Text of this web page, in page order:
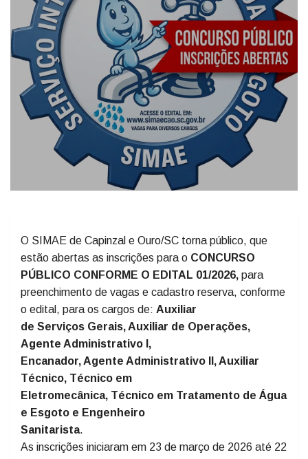
O SIMAE de Capinzal e Ouro/SC torna público, que
estão abertas as inscrições para oCONCURSO
PÚBLICO CONFORME O EDITAL 01/2026,para
preenchimento de vagas e cadastro reserva, conforme
o edital, para os cargos de:Auxiliar
de Serviços Gerais, Auxiliar de Operações,
Agente Administrativo I,
Encanador, Agente Administrativo II, Auxiliar
Técnico, Técnico em
Eletromecânica, Técnico em Tratamento de Água